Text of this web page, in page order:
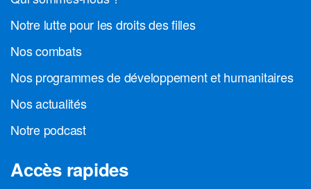
Notre lutte pour les droits des filles
Nos combats
Nos programmes de développement et humanitaires
Nos actualités
Notre podcast
Accès rapides